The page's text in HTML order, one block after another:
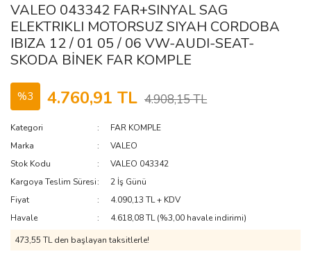
VALEO 043342 FAR+SINYAL SAG
ELEKTRIKLI MOTORSUZ SIYAH CORDOBA
IBIZA 12 / 01 05 / 06 VW-AUDI-SEAT-
SKODA BİNEK FAR KOMPLE
%3 4.760,91 TL 4.908,15 TL
Kategori
FAR KOMPLE
Marka
VALEO
Stok Kodu
VALEO 043342
Kargoya Teslim Süresi
2 İş Günü
Fiyat
4.090,13 TL + KDV
Havale
4.618,08 TL (%3,00 havale indirimi)
473,55 TL den başlayan taksitlerle!